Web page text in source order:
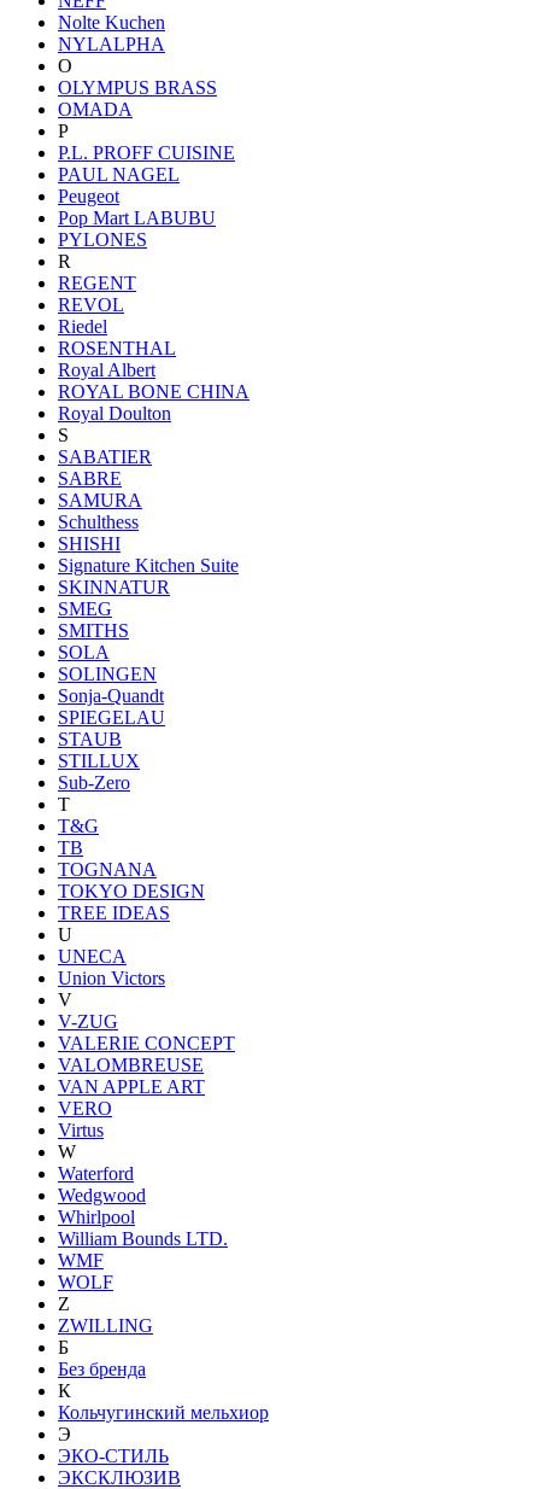
Nolte Kuchen
NYLALPHA
O
OLYMPUS BRASS
OMADA
P
P.L. PROFF CUISINE
PAUL NAGEL
Peugeot
Pop Mart LABUBU
PYLONES
R
REGENT
REVOL
Riedel
ROSENTHAL
Royal Albert
ROYAL BONE CHINA
Royal Doulton
S
SABATIER
SABRE
SAMURA
Schulthess
SHISHI
Signature Kitchen Suite
SKINNATUR
SMEG
SMITHS
SOLA
SOLINGEN
Sonja-Quandt
SPIEGELAU
STAUB
STILLUX
Sub-Zero
T
T&G
TB
TOGNANA
TOKYO DESIGN
TREE IDEAS
U
UNECA
Union Victors
V
V-ZUG
VALERIE CONCEPT
VALOMBREUSE
VAN APPLE ART
VERO
Virtus
W
Waterford
Wedgwood
Whirlpool
William Bounds LTD.
WMF
WOLF
Z
ZWILLING
Б
Без бренда
К
Кольчугинский мельхиор
Э
ЭКО-СТИЛЬ
ЭКСКЛЮЗИВ